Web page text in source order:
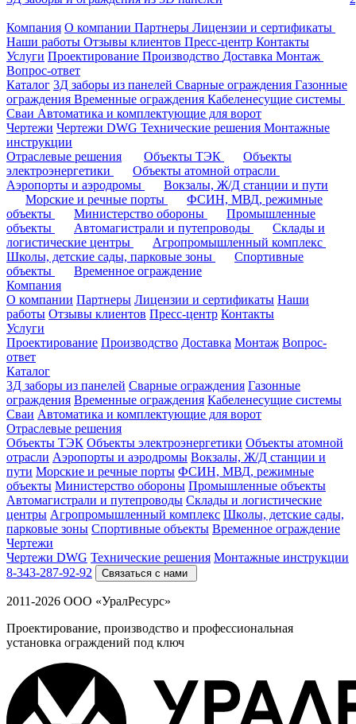
Компания О компании Партнеры Лицензии и сертификаты
Наши работы Отзывы клиентов Пресс-центр Контакты
Услуги Проектирование Производство Доставка Монтаж
Вопрос-ответ
Каталог 3Д заборы из панелей Сварные ограждения Газонные
ограждения Временные ограждения Кабеленесущие системы
Cваи Автоматика и комплектующие для ворот
Чертежи Чертежи DWG Технические решения Монтажные
инструкции
Отраслевые решения
Объекты ТЭК
Объекты
электроэнергетики
Объекты атомной отрасли
Аэропорты и аэродромы
Вокзалы, Ж/Д станции и пути
Морские и речные порты
ФСИН, МВД, режимные
объекты
Министерство обороны
Промышленные
объекты
Автомагистрали и путепроводы
Склады и
логистические центры
Агропромышленный комплекс
Школы, детские сады, парковые зоны
Спортивные
объекты
Временное ограждение
Компания
О компании Партнеры Лицензии и сертификаты Наши
работы Отзывы клиентов Пресс-центр Контакты
Услуги
Проектирование Производство Доставка Монтаж Вопрос-
ответ
Каталог
3Д заборы из панелей Сварные ограждения Газонные
ограждения Временные ограждения Кабеленесущие системы
Cваи Автоматика и комплектующие для ворот
Отраслевые решения
Объекты ТЭК Объекты электроэнергетики Объекты атомной
отрасли Аэропорты и аэродромы Вокзалы, Ж/Д станции и
пути Морские и речные порты ФСИН, МВД, режимные
объекты Министерство обороны Промышленные объекты
Автомагистрали и путепроводы Склады и логистические
центры Агропромышленный комплекс Школы, детские сады,
парковые зоны Спортивные объекты Временное ограждение
Чертежи
Чертежи DWG Технические решения Монтажные инструкции
8-343-287-92-92
Связаться с нами
2011-2026 ООО «УралРесурс»
Проектирование, производство и профессиональная
установка ограждений под ключ